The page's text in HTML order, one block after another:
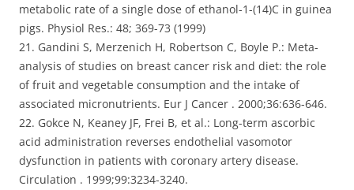
metabolic rate of a single dose of ethanol-1-(14)C in guinea
pigs. Physiol Res.: 48; 369-73 (1999)
21. Gandini S, Merzenich H, Robertson C, Boyle P.: Meta-
analysis of studies on breast cancer risk and diet: the role
of fruit and vegetable consumption and the intake of
associated micronutrients. Eur J Cancer . 2000;36:636-646.
22. Gokce N, Keaney JF, Frei B, et al.: Long-term ascorbic
acid administration reverses endothelial vasomotor
dysfunction in patients with coronary artery disease.
Circulation . 1999;99:3234-3240.